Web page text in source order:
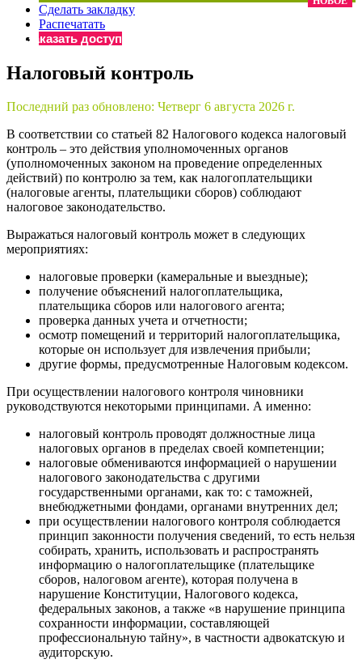
Бератор
«Практическая энциклопедия бухгалтера»
«Нормативные акты для бухгалтера»
«Практическая бухгалтерия»
Онлайн-сервисы «Учетная политика» и «Алгоритмы
Просто заполните форму, и мы вышлем вам на почту
Сделать закладку
Распечатать
Заказать доступ
Налоговый контроль
Последний раз обновлено: Четверг 6 августа 2026 г.
В соответствии со статьей 82 Налогового кодекса налоговый
контроль – это действия уполномоченных органов
(уполномоченных законом на проведение определенных
действий) по контролю за тем, как налогоплательщики
(налоговые агенты, плательщики сборов) соблюдают
налоговое законодательство.
Выражаться налоговый контроль может в следующих
мероприятиях:
налоговые проверки (камеральные и выездные);
получение объяснений налогоплательщика,
плательщика сборов или налогового агента;
проверка данных учета и отчетности;
осмотр помещений и территорий налогоплательщика,
которые он использует для извлечения прибыли;
другие формы, предусмотренные Налоговым кодексом.
При осуществлении налогового контроля чиновники
руководствуются некоторыми принципами. А именно:
налоговый контроль проводят должностные лица
налоговых органов в пределах своей компетенции;
налоговые обмениваются информацией о нарушении
налогового законодательства с другими
государственными органами, как то: с таможней,
внебюджетными фондами, органами внутренних дел;
при осуществлении налогового контроля соблюдается
принцип законности получения сведений, то есть нельзя
собирать, хранить, использовать и распространять
информацию о налогоплательщике (плательщике
сборов, налоговом агенте), которая получена в
нарушение Конституции, Налогового кодекса,
федеральных законов, а также «в нарушение принципа
сохранности информации, составляющей
профессиональную тайну», в частности адвокатскую и
аудиторскую.